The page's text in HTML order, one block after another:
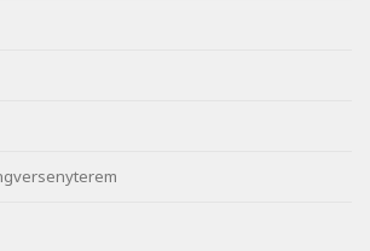
majdnem
elmentél